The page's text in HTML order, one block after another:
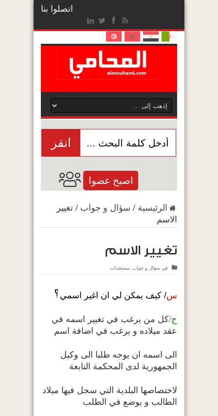
اتصلوا بنا
انقر
اصبح عضوا
الرئيسية / سؤال و جواب / تغيير
الاسم
تغيير الاسم
في سؤال و جواب, مستجدات
س/ كيف يمكن لي ان اغير اسمي
ج/كل من يرغب في تغيير اسمه في
عقد ميلاده و يرغب في اضافة اسم
الى اسمه ان يوجه طلبا الى وكيل
الجمهورية لدى المحكمة التابعة
لاختصاصها البلدية التي سجل فيها ميلاد
الطالب و يوضع في الطلب